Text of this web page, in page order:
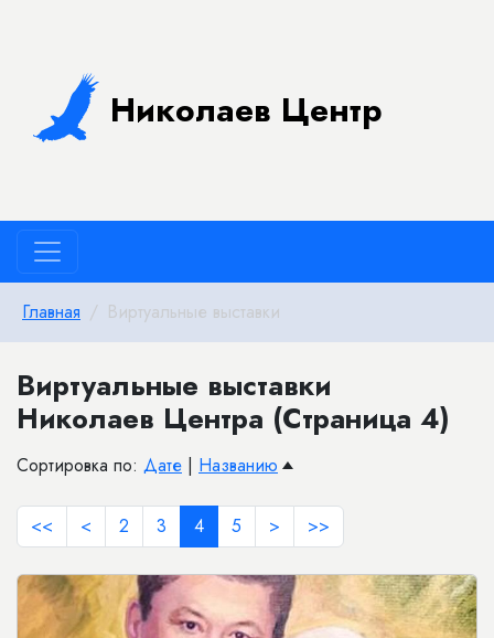
Николаев Центр
Главная Виртуальные выставки
Виртуальные выставки
Николаев Центра (Страница 4)
Сортировка по: Дате | Названию
<< < 2 3 4 5 > >>